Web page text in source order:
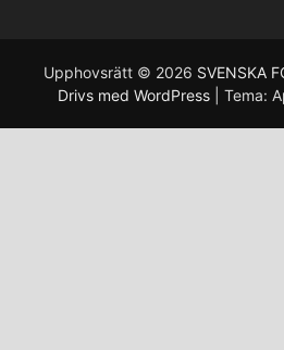
Upphovsrätt © 2026 SVENSKA
Drivs med WordPress
Tema: